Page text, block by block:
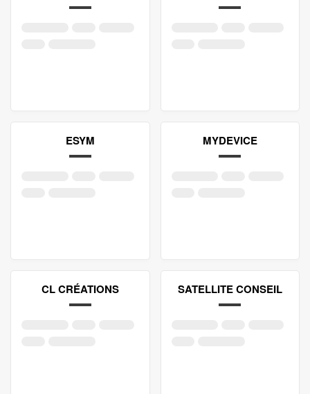
ESYM MYDEVICE
CL CRÉATIONS SATELLITE CONSEIL